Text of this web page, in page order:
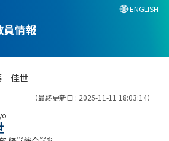
員情報
ENGLISH
佳世
（最終更新日 : 2025-11-11 18:03:14）